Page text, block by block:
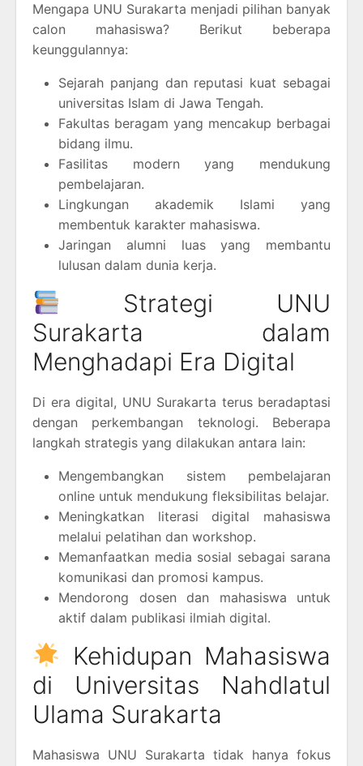
Mengapa UNU Surakarta menjadi pilihan banyak
calon mahasiswa? Berikut beberapa
keunggulannya:
Sejarah panjang dan reputasi kuat sebagai
universitas Islam di Jawa Tengah.
Fakultas beragam yang mencakup berbagai
bidang ilmu.
Fasilitas modern yang mendukung
pembelajaran.
Lingkungan akademik Islami yang
membentuk karakter mahasiswa.
Jaringan alumni luas yang membantu
lulusan dalam dunia kerja.
Strategi UNU
Surakarta dalam
Menghadapi Era Digital
Di era digital, UNU Surakarta terus beradaptasi
dengan perkembangan teknologi. Beberapa
langkah strategis yang dilakukan antara lain:
Mengembangkan sistem pembelajaran
online untuk mendukung fleksibilitas belajar.
Meningkatkan literasi digital mahasiswa
melalui pelatihan dan workshop.
Memanfaatkan media sosial sebagai sarana
komunikasi dan promosi kampus.
Mendorong dosen dan mahasiswa untuk
aktif dalam publikasi ilmiah digital.
Kehidupan Mahasiswa
di Universitas Nahdlatul
Ulama Surakarta
Mahasiswa UNU Surakarta tidak hanya fokus